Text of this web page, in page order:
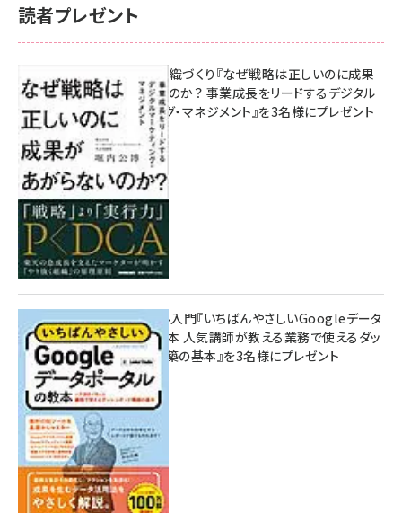
読者プレゼント
成果を生む組織づくり『なぜ戦略は正しいのに成果
があがらないのか？ 事業成長をリードするデジタル
マーケティング・マネジメント』を3名様にプレゼント
10:00
無料BIツール入門『いちばんやさしいGoogleデータ
ポータルの教本 人気講師が教える業務で使えるダッ
シュボード構築の基本』を3名様にプレゼント
7月31日 10:00